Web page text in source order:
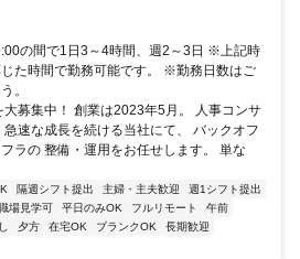
の間で1日3～4時間、週2～3日 ※上記時
た時間で勤務可能です。 ※勤務日数はご
。
募集中！ 創業は2023年5月。 人事コンサ
速な成長を続ける当社にて、 バックオフ
ラの 整備・運用をお任せします。 単な
隔週シフト提出 主婦・主夫歓迎
週1シフト提出
場見学可 平日のみOK フルリモート
午前
夕方 在宅OK ブランクOK
長期歓迎